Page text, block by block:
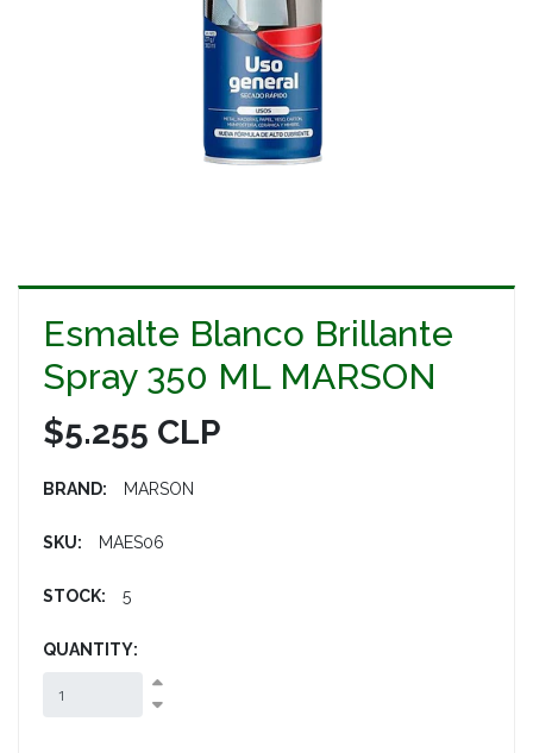
Esmalte Blanco Brillante
Spray 350 ML MARSON
$5.255 CLP
BRAND: MARSON
SKU: MAES06
STOCK: 5
QUANTITY: